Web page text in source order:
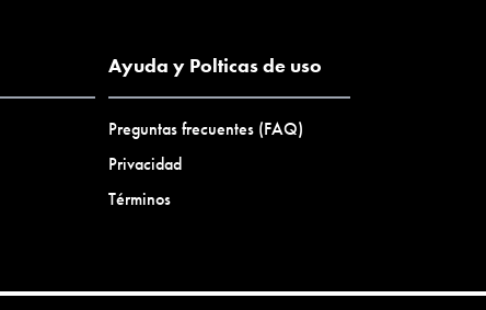
Ayuda y Polticas de uso
Preguntas frecuentes (FAQ)
Privacidad
Términos